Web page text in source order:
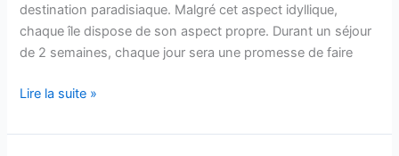
destination paradisiaque. Malgré cet aspect idyllique,
chaque île dispose de son aspect propre. Durant un séjour
de 2 semaines, chaque jour sera une promesse de faire
Voyage
Bahamas
Lire la suite »